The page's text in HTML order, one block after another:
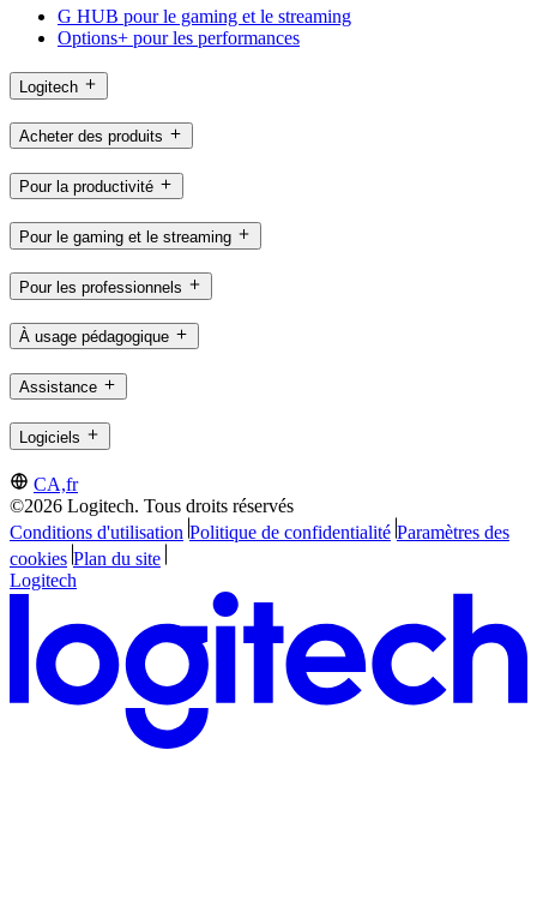
G HUB pour le gaming et le streaming
Options+ pour les performances
Logitech
Acheter des produits
Pour la productivité
Pour le gaming et le streaming
Pour les professionnels
À usage pédagogique
Assistance
Logiciels
CA,fr
©2026 Logitech. Tous droits réservés
Conditions d'utilisation Politique de confidentialité Paramètres des
cookies Plan du site
Logitech